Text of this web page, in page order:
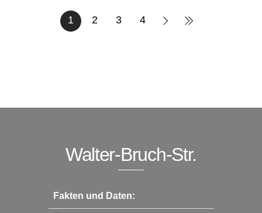
1 2 3 4
Walter-Bruch-Str.
Fakten und Daten: